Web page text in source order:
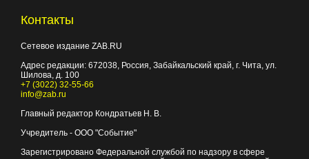
Контакты
Сетевое издание ZAB.RU
Адрес редакции: 672038, Россия, Забайкальский край, г. Чита, ул.
Шилова, д. 100
+7 (3022) 32-55-66
info@zab.ru
Главный редактор Кондратьев Н. В.
Учредитель - ООО "Событие"
Зарегистрировано Федеральной службой по надзору в сфере